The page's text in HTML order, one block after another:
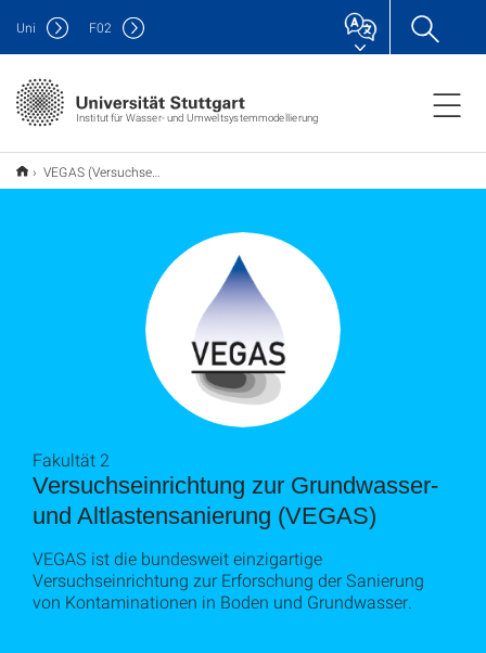
Institut für Wasser- und Umweltsystemmodellierung
Uni F02
VEGAS (Versuchseinrichtung zur Grundwasser und Altlastensanierung)
Versuchseinrichtung zur Grundwasser-
und Altlastensanierung (VEGAS)
Fakultät 2
VEGAS ist die bundesweit einzigartige
Versuchseinrichtung zur Erforschung der Sanierung
von Kontaminationen in Boden und Grundwasser.